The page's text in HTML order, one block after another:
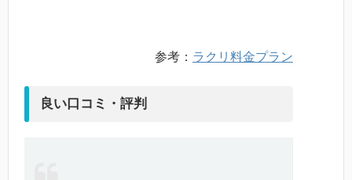
参考： ラクリ料金プラン
良い口コミ・評判